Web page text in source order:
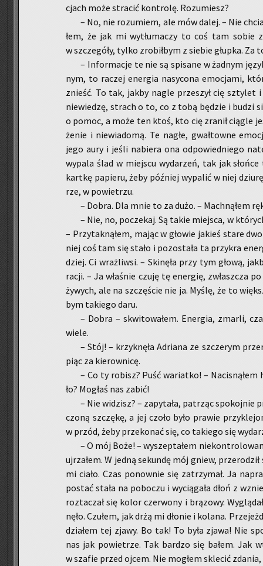
cjach może stra­cić kon­tro­lę. Ro­zu­miesz?
– No, nie ro­zu­miem, ale mów dalej. – Nie
łem, że jak mi wy­tłu­ma­czy to coś tam sobie
w szcze­gó­ły, tylko zro­bił­bym z sie­bie głup­ka. Za
– In­for­ma­cje te nie są spi­sa­ne w żad­nym
nym, to ra­czej ener­gia na­sy­co­na emo­cja­mi,
znieść. To tak, jakby nagle prze­szył cię szty­let
nie­wie­dzę, strach o to, co z tobą bę­dzie i budzi
o pomoc, a może ten ktoś, kto cię zra­nił cią­gle
że­nie i nie­wia­do­mą. Te nagłe, gwał­tow­ne
jego aury i jeśli na­bie­ra ona od­po­wied­nie­go
wy­pa­la ślad w miej­scu wy­da­rzeń, tak jak
kart­kę pa­pie­ru, żeby póź­niej wy­pa­lić w niej
rze, w po­wie­trzu.
– Dobra. Dla mnie to za dużo. – Mach­ną­łem
– Nie, no, po­cze­kaj. Są takie miej­sca, w
– Przy­tak­ną­łem, mając w gło­wie ja­kieś stare
niej coś tam się stało i po­zo­sta­ła ta przy­kra
dziej. Ci wraż­liw­si. – Ski­nę­ła przy tym głową,
racji. – Ja wła­śnie czuję tę ener­gię, zwłasz­cza
ży­wych, ale na szczę­ście nie ja. Myślę, że to
bym ta­kie­go daru.
– Dobra – skwi­to­wa­łem. Ener­gia, zmar­li,
wiele.
– Stój! – krzyk­nę­ła Ad­ria­na ze szcze­rym
piąc za kie­row­ni­cę.
– Co ty ro­bisz? Puść wa­riat­ko! –
ło? Mo­głaś nas zabić!
– Nie wi­dzisz? – za­py­ta­ła, pa­trząc spo­koj­nie
czo­ną szczę­kę, a jej czoło było pra­wie
w przód, żeby prze­ko­nać się, co ta­kie­go się
– O mój Boże! – wy­szep­ta­łem
uj­rza­łem. W jedną se­kun­dę mój gniew, prze­ro­dził
mi ciało. Czas po­now­nie się za­trzy­mał. Ja
po­stać stała na po­bo­czu i wy­cią­ga­ła dłoń z
roz­ta­czał się kolor czer­wo­ny i brą­zo­wy.
nę­ło. Czu­łem, jak drżą mi dło­nie i ko­la­na.
dzia­łem tej zjawy. Bo tak! To była zjawa! Nie
nas jak po­wie­trze. Tak bar­dzo się bałem. Jak
w sza­fie przed ojcem. Nie mo­głem skle­cić